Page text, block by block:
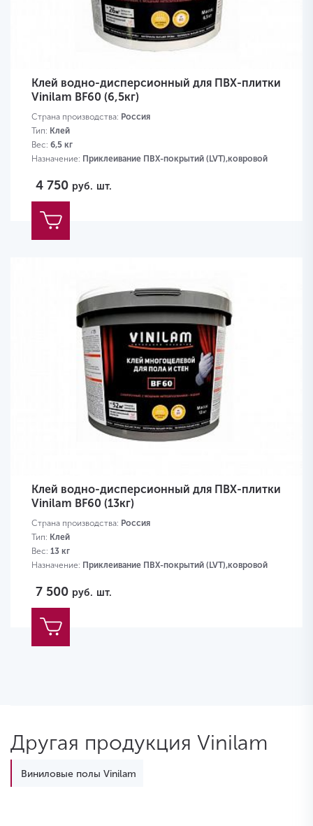
Клей водно-дисперсионный для ПВХ-плитки
Vinilam BF60 (6,5кг)
Страна производства: Россия
Тип: Клей
Вес: 6,5 кг
Назначение: Приклеивание ПВХ-покрытий (LVT),ковровой
4 750 руб. шт.
Клей водно-дисперсионный для ПВХ-плитки
Vinilam BF60 (13кг)
Страна производства: Россия
Тип: Клей
Вес: 13 кг
Назначение: Приклеивание ПВХ-покрытий (LVT),ковровой
7 500 руб. шт.
Другая продукция Vinilam
Виниловые полы Vinilam